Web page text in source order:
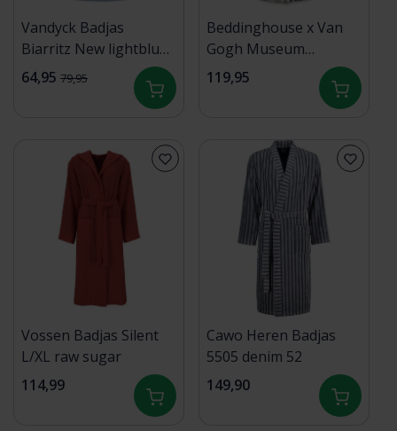
Vandyck Badjas
Biarritz New lightblue
Medium
64,95 79,95
Beddinghouse x Van
Gogh Museum
Blossom Badjas Groen
119,95
Vossen Badjas Silent
L/XL raw sugar
114,99
Cawo Heren Badjas
5505 denim 52
149,90